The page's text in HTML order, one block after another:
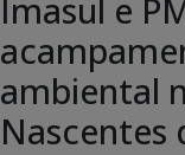
Imasul e
ambiental
Nascentes